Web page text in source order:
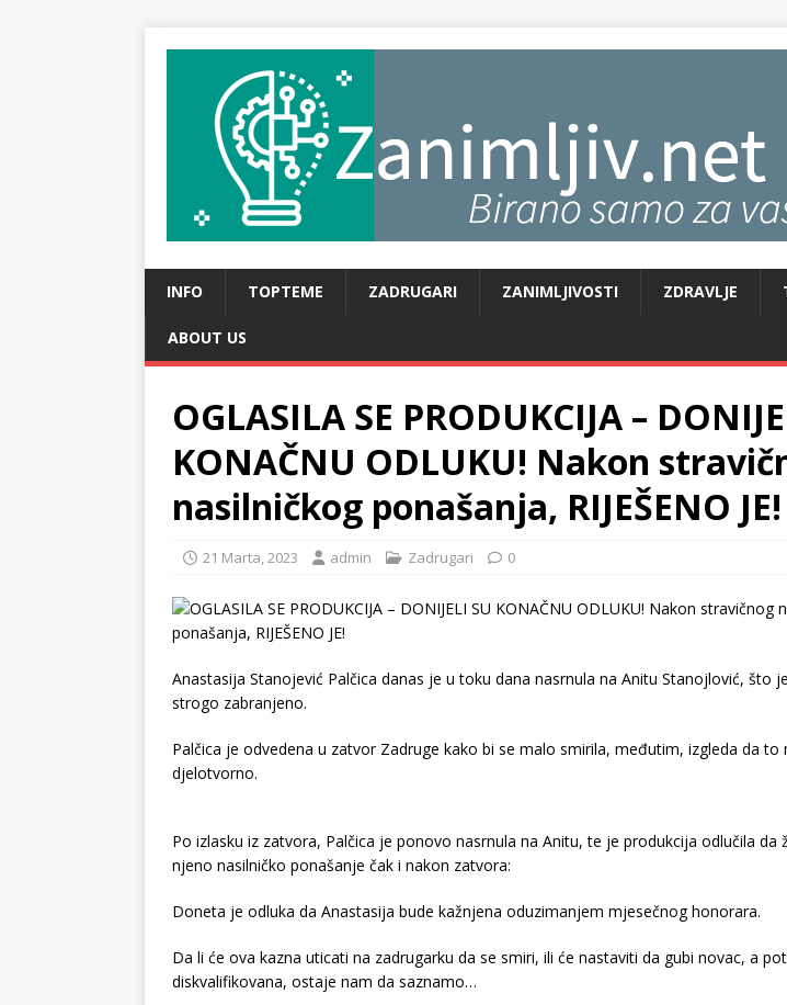
INFO TOPTEME ZADRUGARI ZANIMLJIVOSTI ZDRAVLJE
ABOUT US
OGLASILA SE PRODUKCIJA –
KONAČNU ODLUKU! Nakon
nasilničkog ponašanja, RIJEŠENO JE!
21 Marta, 2023 admin Zadrugari 0
Anastasija Stanojević Palčica danas je u toku dana nasrnula na Anitu Stanojlović, što
strogo zabranjeno.
Palčica je odvedena u zatvor Zadruge kako bi se malo smirila, međutim, izgleda da to
djelotvorno.
Po izlasku iz zatvora, Palčica je ponovo nasrnula na Anitu, te je produkcija odlučila da
njeno nasilničko ponašanje čak i nakon zatvora:
Doneta je odluka da Anastasija bude kažnjena oduzimanjem mjesečnog honorara.
Da li će ova kazna uticati na zadrugarku da se smiri, ili će nastaviti da gubi novac, a
diskvalifikovana, ostaje nam da saznamo…